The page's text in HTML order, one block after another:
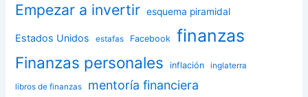
Empezar a invertir esquema piramidal
Estados Unidos estafas Facebook finanzas
Finanzas personales inflación inglaterra
libros de finanzas mentoría financiera